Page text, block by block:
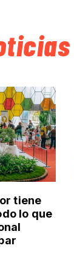
tiene
lo que